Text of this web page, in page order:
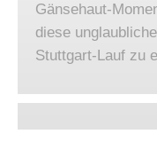
Gänsehaut-
diese
Stuttgart-Lauf zu